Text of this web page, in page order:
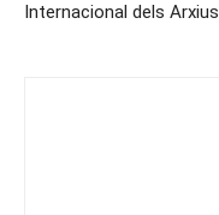
Internacional dels Arxius